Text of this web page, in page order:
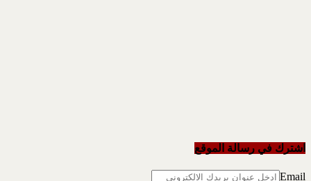
اشترك في رسالة الموقع
Email